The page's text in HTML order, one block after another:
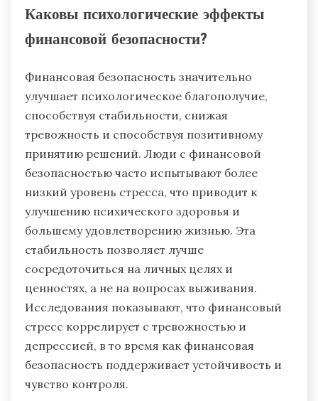
Каковы психологические эффекты
финансовой безопасности?
Финансовая безопасность значительно
улучшает психологическое благополучие,
способствуя стабильности, снижая
тревожность и способствуя позитивному
принятию решений. Люди с финансовой
безопасностью часто испытывают более
низкий уровень стресса, что приводит к
улучшению психического здоровья и
большему удовлетворению жизнью. Эта
стабильность позволяет лучше
сосредоточиться на личных целях и
ценностях, а не на вопросах выживания.
Исследования показывают, что финансовый
стресс коррелирует с тревожностью и
депрессией, в то время как финансовая
безопасность поддерживает устойчивость и
чувство контроля.